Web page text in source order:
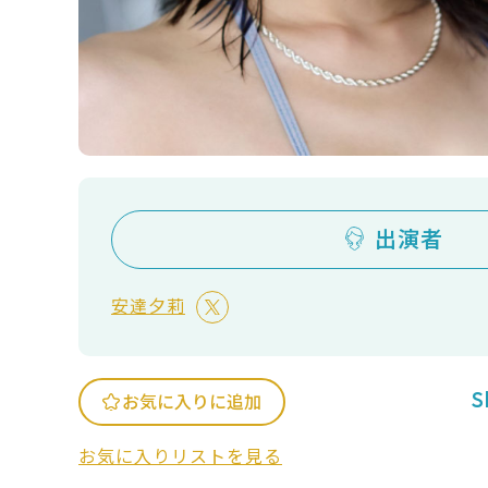
出演者
安達夕莉
お気に入りに追加
お気に入りリストを見る